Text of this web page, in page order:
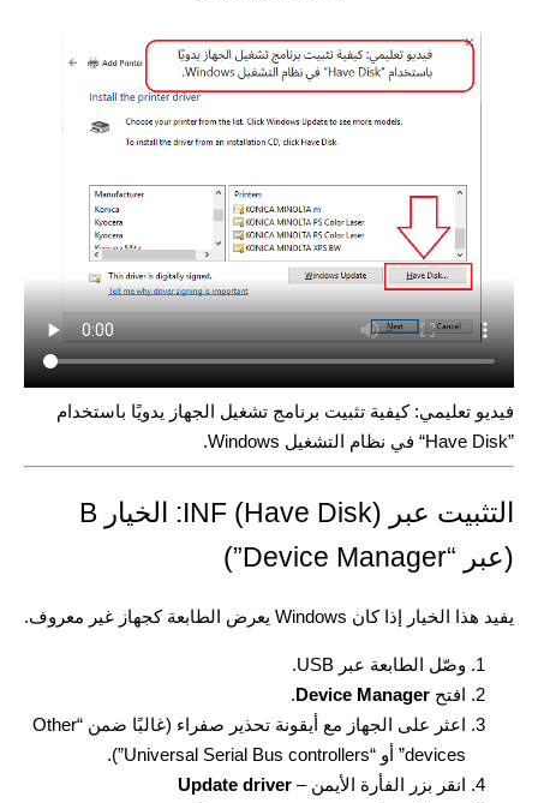
فيديو تعليمي: كيفية تثبيت برنامج تشغيل الجهاز يدويًا باستخدام
”Have Disk“ في نظام التشغيل Windows.
التثبيت عبر INF (Have Disk): الخيار B
(عبر “Device Manager”)
يفيد هذا الخيار إذا كان Windows يعرض الطابعة كجهاز غير معروف.
وصّل الطابعة عبر USB.
افتح Device Manager
.
اعثر على الجهاز مع أيقونة تحذير صفراء (غالبًا ضمن “Other
devices” أو “Universal Serial Bus controllers”).
انقر بزر الفأرة الأيمن – Update driver